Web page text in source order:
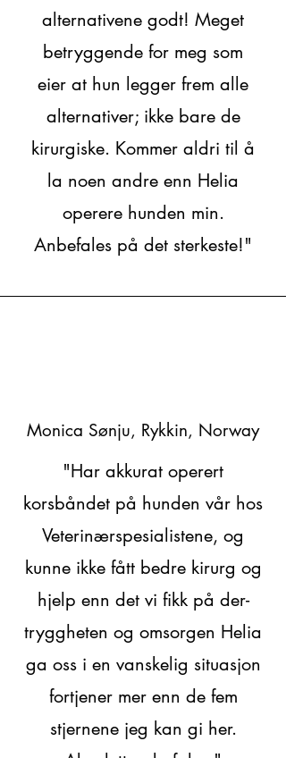
alternativene godt! Meget
betryggende for meg som
eier at hun legger frem alle
alternativer; ikke bare de
kirurgiske. Kommer aldri til å
la noen andre enn Helia
operere hunden min.
Anbefales på det sterkeste!"
Monica Sønju, Rykkin, Norway
"Har akkurat operert
korsbåndet på hunden vår hos
Veterinærspesialistene, og
kunne ikke fått bedre kirurg og
hjelp enn det vi fikk på der-
tryggheten og omsorgen Helia
ga oss i en vanskelig situasjon
fortjener mer enn de fem
stjernene jeg kan gi her.